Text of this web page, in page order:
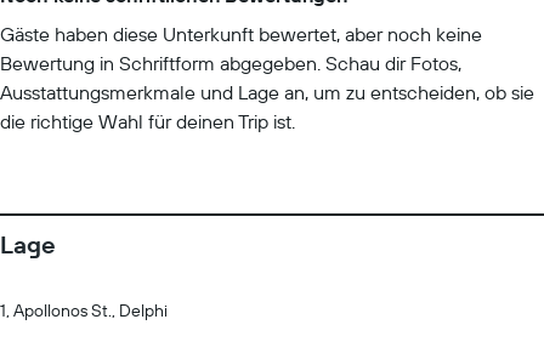
Gäste haben diese Unterkunft bewertet, aber noch keine
Bewertung in Schriftform abgegeben. Schau dir Fotos,
Ausstattungsmerkmale und Lage an, um zu entscheiden, ob sie
die richtige Wahl für deinen Trip ist.
Lage
1, Apollonos St., Delphi